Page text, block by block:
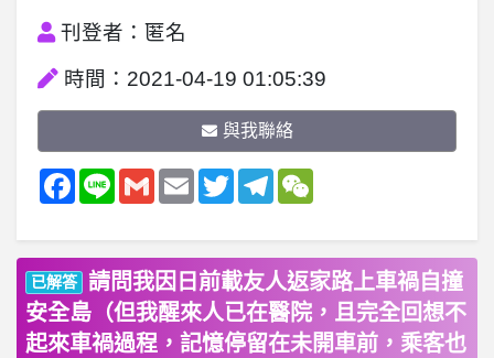
刊登者：匿名
時間：2021-04-19 01:05:39
與我聯絡
Facebook
Line GmailEmail TwitterTelegramWeChat
已解答
請問我因日前載友人返家路上車禍自撞
安全島（但我醒來人已在醫院，且完全回想不
起來車禍過程，記憶停留在未開車前，乘客也